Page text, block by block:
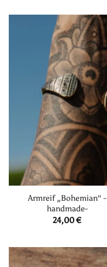
Armreif „Bohemian“ -
handmade-
24,00€